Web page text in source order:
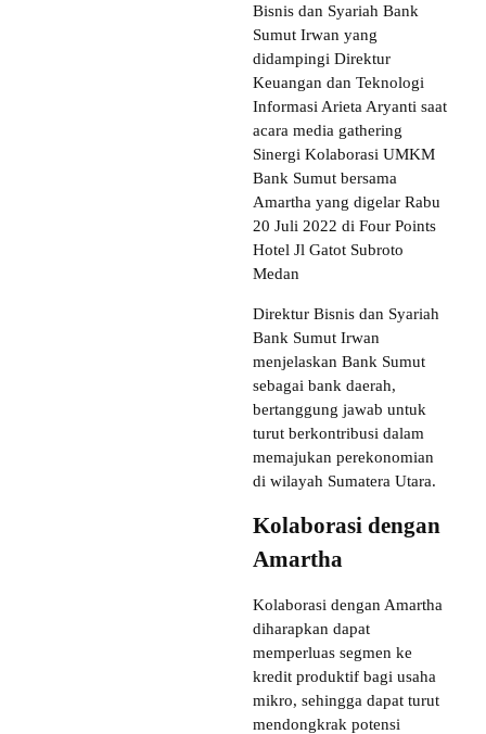
Bisnis dan Syariah Bank
Sumut Irwan yang
didampingi Direktur
Keuangan dan Teknologi
Informasi Arieta Aryanti saat
acara media gathering
Sinergi Kolaborasi UMKM
Bank Sumut bersama
Amartha yang digelar Rabu
20 Juli 2022 di Four Points
Hotel Jl Gatot Subroto
Medan
Direktur Bisnis dan Syariah
Bank Sumut Irwan
menjelaskan Bank Sumut
sebagai bank daerah,
bertanggung jawab untuk
turut berkontribusi dalam
memajukan perekonomian
di wilayah Sumatera Utara.
Kolaborasi dengan
Amartha
Kolaborasi dengan Amartha
diharapkan dapat
memperluas segmen ke
kredit produktif bagi usaha
mikro, sehingga dapat turut
mendongkrak potensi